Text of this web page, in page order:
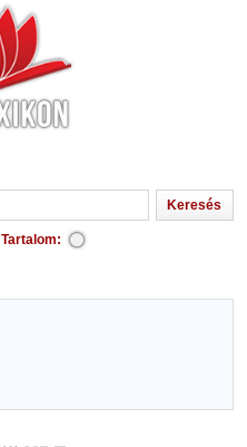
Tartalom: